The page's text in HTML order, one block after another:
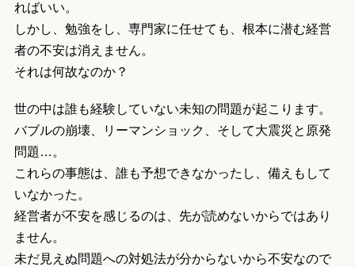
ればいい。
しかし、勉強をし、専門家に任せても、根本に潜む経営
者の不安は消えません。
それは何故なのか？
世の中は誰も経験していない未知の問題が起こります。
バブルの崩壊、リーマンショック、そして大震災と原発
問題…。
これらの事態は、誰も予想できなかったし、備えもして
いなかった。
経営者が不安を感じるのは、先が読めないからではあり
ません。
未だ見えぬ問題への対処法が分からないから不安なので